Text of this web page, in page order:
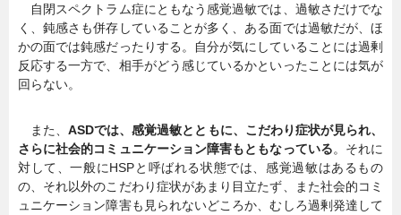
自閉スペクトラム症にともなう感覚過敏では、過敏さだけでな
く、鈍感さも併存していることが多く、ある面では過敏だが、ほ
かの面では鈍感だったりする。自分が気にしていることには過剰
反応する一方で、相手がどう感じているかといったことには気が
回らない。
また、ASDでは、感覚過敏とともに、こだわり症状が見られ、
さらに社会的コミュニケーション障害もともなっている。それに
対して、一般にHSPと呼ばれる状態では、感覚過敏はあるもの
の、それ以外のこだわり症状があまり目立たず、また社会的コミ
ュニケーション障害も見られないどころか、むしろ過剰発達して